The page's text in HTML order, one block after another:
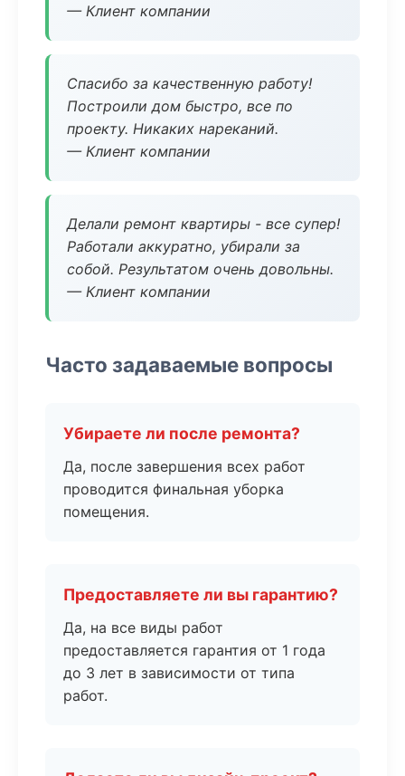
— Клиент компании
Спасибо за качественную работу!
Построили дом быстро, все по
проекту. Никаких нареканий.
— Клиент компании
Делали ремонт квартиры - все супер!
Работали аккуратно, убирали за
собой. Результатом очень довольны.
— Клиент компании
Часто задаваемые вопросы
Убираете ли после ремонта?
Да, после завершения всех работ
проводится финальная уборка
помещения.
Предоставляете ли вы гарантию?
Да, на все виды работ
предоставляется гарантия от 1 года
до 3 лет в зависимости от типа
работ.